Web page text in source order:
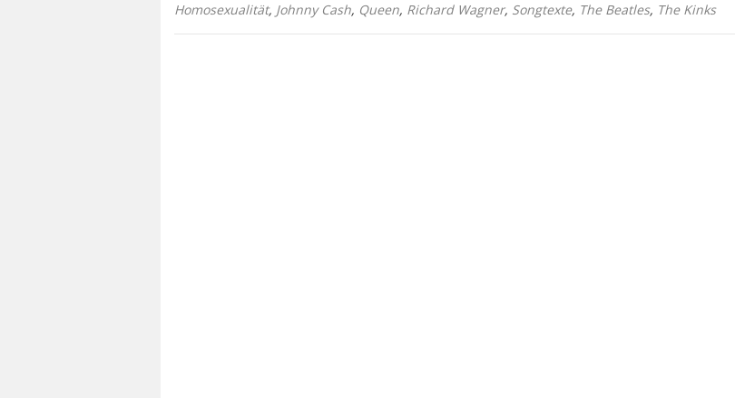
Homosexualität, Johnny Cash, Queen, Richard Wagner, Songtexte, The Beatles, The Kinks